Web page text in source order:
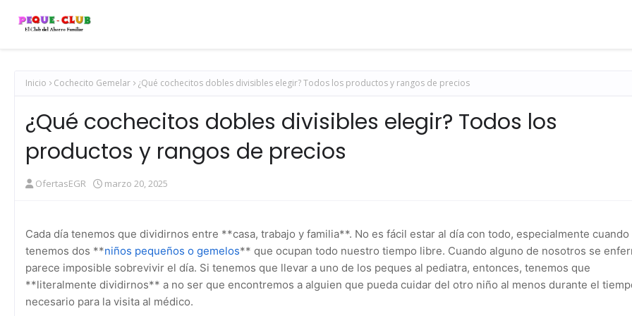
Inicio Cochecito Gemelar ¿Qué cochecitos dobles divisibles elegir? Todos los productos y rangos de precios
¿Qué cochecitos dobles divisibles elegir? Todos los
productos y rangos de precios
OfertasEGR marzo 20, 2025
Cada día tenemos que dividirnos entre **casa, trabajo y familia**. No es fácil estar al día con todo, especialmente cuando
tenemos dos **niños pequeños o gemelos** que ocupan todo nuestro tiempo libre. Cuando alguno de nosotros se
parece imposible sobrevivir el día. Si tenemos que llevar a uno de los peques al pediatra, entonces, tenemos que
**literalmente dividirnos** a no ser que encontremos a alguien que pueda cuidar del otro niño al menos durante el
necesario para la visita al médico.